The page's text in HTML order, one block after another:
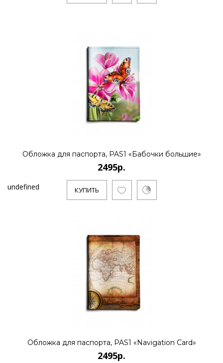
Обложка для паспорта, PAS1 «Бабочки большие»
2495р.
КУПИТЬ
undefined
Обложка для паспорта, PAS1 «Navigation Card»
2495р.